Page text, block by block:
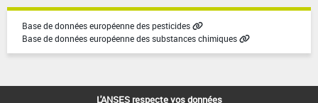
Base de données européenne des pesticides
Base de données européenne des substances chimiques
L'ANSES respecte vos données